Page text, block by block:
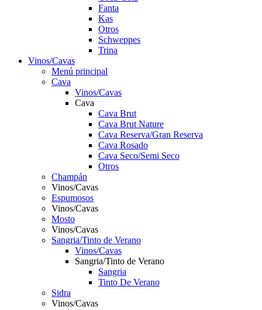
Fanta
Kas
Otros
Schweppes
Trina
Vinos/Cavas
Menú principal
Cava
Vinos/Cavas
Cava
Cava Brut
Cava Brut Nature
Cava Reserva/Gran Reserva
Cava Rosado
Cava Seco/Semi Seco
Otros
Champán
Vinos/Cavas
Espumosos
Vinos/Cavas
Mosto
Vinos/Cavas
Sangria/Tinto de Verano
Vinos/Cavas
Sangria/Tinto de Verano
Sangria
Tinto De Verano
Sidra
Vinos/Cavas